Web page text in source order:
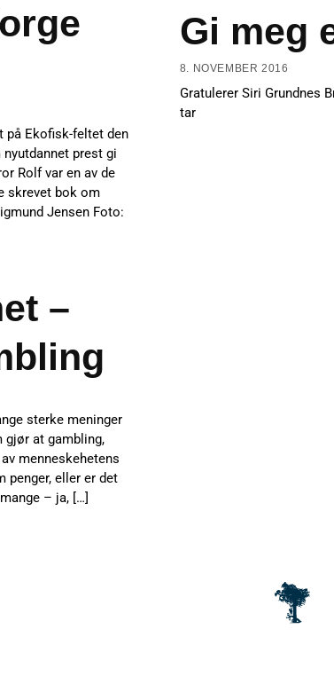
på Ekofisk-feltet den
prest gi
Rolf var en av de
skrevet bok om
Jensen Foto:
Gi meg
8. NOVEMBER 2016
Gratulerer Siri Grundnes
tar
–
sterke meninger
gjør at gambling,
menneskehetens
penger, eller er det
– ja, […]